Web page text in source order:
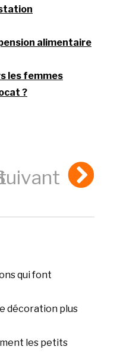
alimentaire
les femmes
?
qui font
décoration plus
les petits